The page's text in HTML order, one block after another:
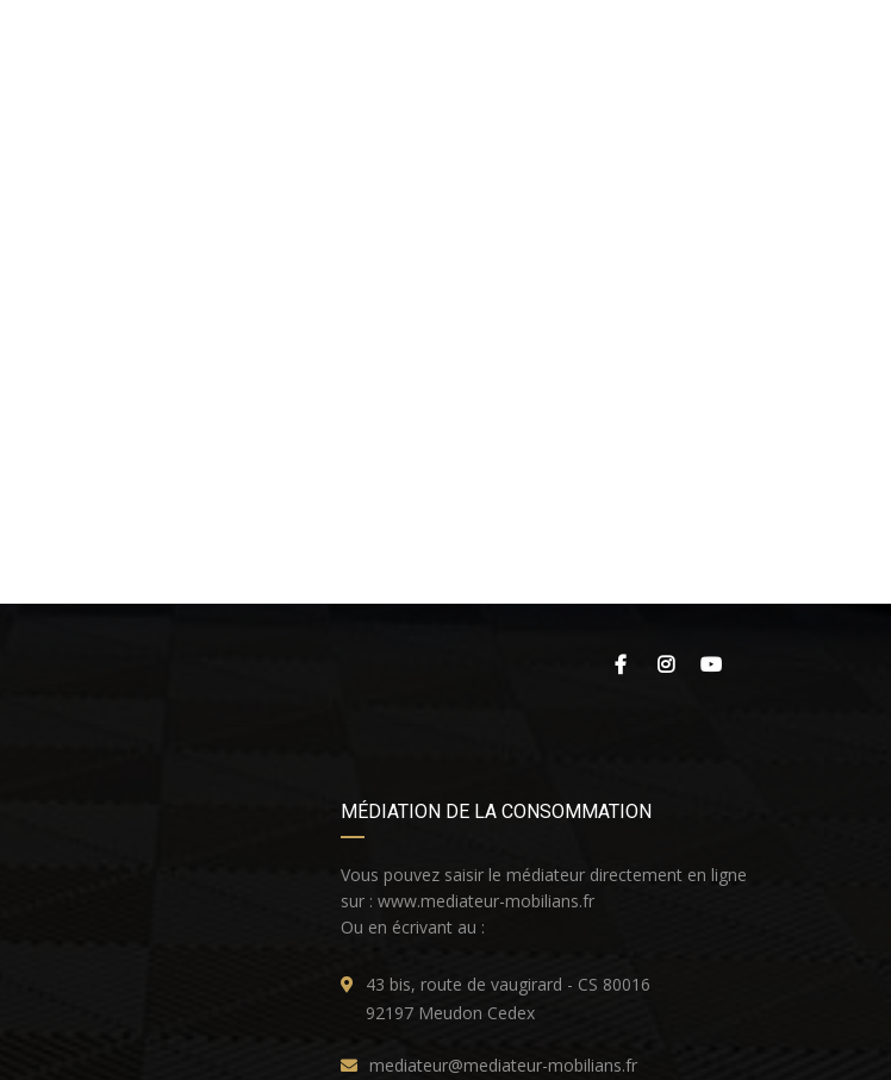
MÉDIATION DE LA CONSOMMATION
Vous pouvez saisir le médiateur directement en ligne
sur : www.mediateur-mobilians.fr
Ou en écrivant au :
43 bis, route de vaugirard - CS 80016
92197 Meudon Cedex
mediateur@mediateur-mobilians.fr